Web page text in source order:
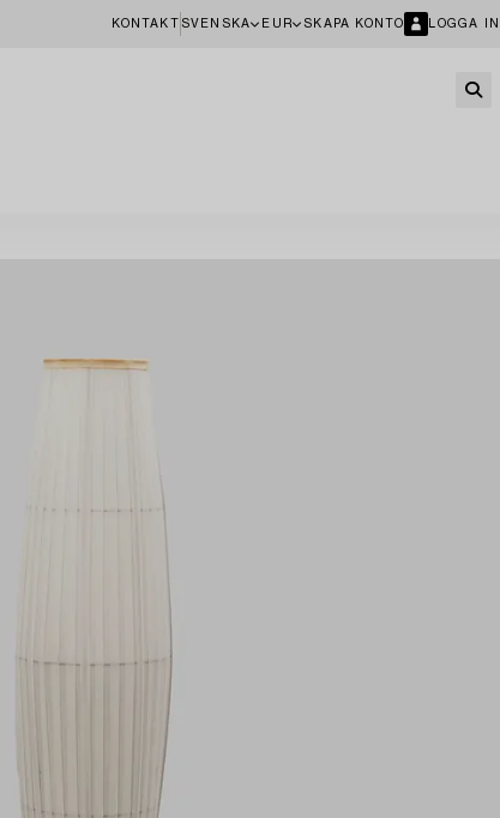
KONTAKT SVENSKA EUR SKAPA KONTO LOGGA IN